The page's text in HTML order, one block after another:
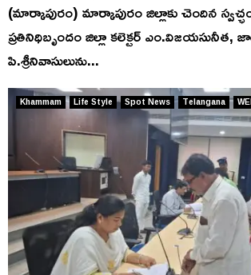
(మార్కాపురం) మార్కాపురం జిల్లాకు చెందిన
ప్రతినిధిబృందం జిల్లా కలెక్టర్ ఎం.విజయసునీత,
పి.శ్రీనివాసులును...
Khammam Life Style Spot News Telangana